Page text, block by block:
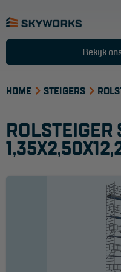
Opsteek ladder
Schuifladder
Telescopische ladder
Ladder accessoires
Bekijk
HOME STEIGERS
ROLSTEIGER